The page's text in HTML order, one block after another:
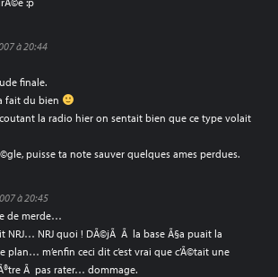
à 20:44
finale.
fait du bien
la radio hier on sentait bien que ce type volait
puisse ta note sauver quelques ames perdues.
à 20:45
de merde…
NRJ… NRJ quoi ! DÃ©jÃ Ã la base Ã§a puait la
plan… m’enfin ceci dit c’est vrai que c’Ã©tait une
Ã pas rater… dommage.